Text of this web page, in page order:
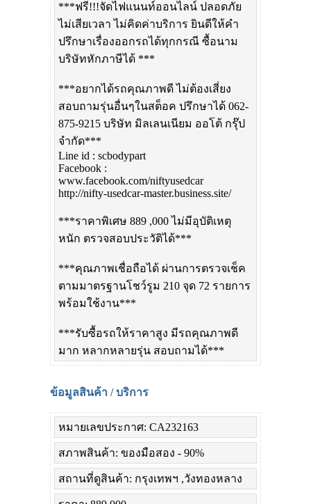
***ฟรี!!!จัดไฟแนนท์ออนไลน์ ปลอดภัย
ไม่เสียเวลา ไม่คิดค่าบริการ ยินดีให้คำ
ปรึกษาเรื่องออกรถได้ทุกกรณี ซื้อนาม
บริษัทหักภาษีได้ ***
***อยากได้รถคุณภาพดี ไม่ต้องเสี่ยง
สอบถามรุ่นอื่นๆในสต็อค ปรึกษาได้ 062-
875-9215 บริษัท มิลเลนเนียม ออโต้ กรุ๊ป
จำกัด***
Line id : scbodypart
Facebook :
www.facebook.com/niftyusedcar
http://nifty-usedcar-master.business.site/
***ราคาพิเศษ 889 ,000 ไม่มีอุบัติเหตุ
หนัก ตรวจสอบประวัติได้***
***คุณภาพเชื่อถือได้ ผ่านการตรวจเช็ค
ตามมาตรฐานโชว์รูม 210 จุด 72 รายการ
พร้อมใช้งาน***
***รับซื้อรถให้ราคาสูง มีรถคุณภาพดี
มาก หลากหลายรุ่น สอบถามได้***
ข้อมูลสินค้า / บริการ
หมายเลขประกาศ: CA232163
สภาพสินค้า: ของมือสอง - 90%
สถานที่ดูสินค้า: กรุงเทพฯ ,วังทองหลาง